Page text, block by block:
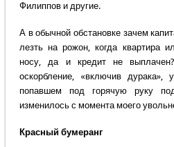
Филиппов и другие.
А в обычной обстановке зачем
лезть на рожон, когда квартира
носу, да и кредит не выплачен?
оскорбление, «включив дурака»,
попавшем под горячую руку
изменилось с момента моего
Красный бумеранг